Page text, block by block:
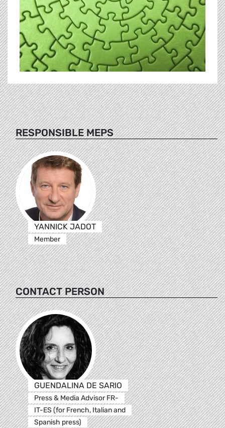
RESPONSIBLE MEPS
YANNICK JADOT
Member
CONTACT PERSON
GUENDALINA DE SARIO
Press & Media Advisor FR-
IT-ES (for French, Italian and
Spanish press)